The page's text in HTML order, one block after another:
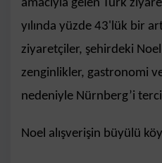
amacıyla gelen Türk
yılında yüzde 43'lük bir
ziyaretçiler, şehirdeki
zenginlikler, gastronomi
nedeniyle Nürnberg’i
Noel alışverişin büyülü